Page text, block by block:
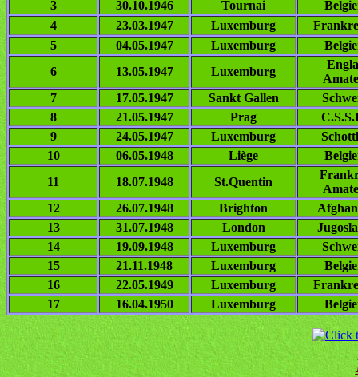
3
30.10.1946 Tournai
4
23.03.1947 Luxemburg
5
04.05.1947 Luxemburg
6
13.05.1947 Luxemburg
7
17.05.1947 Sankt Gallen
8
21.05.1947 Prag
9
24.05.1947 Luxemburg
10
06.05.1948 Liège
11
18.07.1948 St.Quentin
12
26.07.1948 Brighton
13
31.07.1948 London
14
19.09.1948 Luxemburg
15
21.11.1948 Luxemburg
16
22.05.1949 Luxemburg
17
16.04.1950 Luxemburg